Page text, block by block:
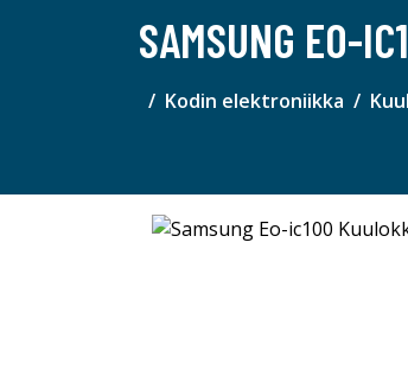
SAMSUNG EO-
Kodin elektroniikka